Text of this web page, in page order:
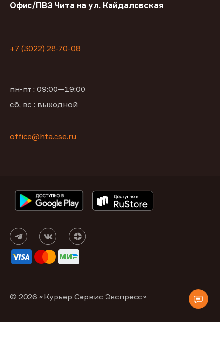
Офис/ПВЗ Чита на ул. Кайдаловская
+7 (3022) 28-70-08
пн-пт : 09:00—19:00
сб, вс : выходной
office@hta.cse.ru
© 2026 «Курьер Сервис Экспресс»